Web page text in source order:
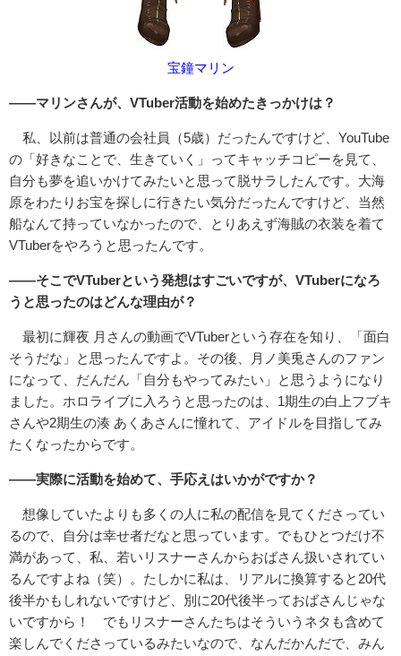
宝鐘マリン
――マリンさんが、VTuber活動を始めたきっかけは？
私、以前は普通の会社員（5歳）だったんですけど、YouTube
の「好きなことで、生きていく」ってキャッチコピーを見て、
自分も夢を追いかけてみたいと思って脱サラしたんです。大海
原をわたりお宝を探しに行きたい気分だったんですけど、当然
船なんて持っていなかったので、とりあえず海賊の衣装を着て
VTuberをやろうと思ったんです。
――そこでVTuberという発想はすごいですが、VTuberになろ
うと思ったのはどんな理由が？
最初に輝夜 月さんの動画でVTuberという存在を知り、「面白
そうだな」と思ったんですよ。その後、月ノ美兎さんのファン
になって、だんだん「自分もやってみたい」と思うようになり
ました。ホロライブに入ろうと思ったのは、1期生の白上フブキ
さんや2期生の湊 あくあさんに憧れて、アイドルを目指してみ
たくなったからです。
――実際に活動を始めて、手応えはいかがですか？
想像していたよりも多くの人に私の配信を見てくださってい
るので、自分は幸せ者だなと思っています。でもひとつだけ不
満があって、私、若いリスナーさんからおばさん扱いされてい
るんですよね（笑）。たしかに私は、リアルに換算すると20代
後半かもしれないですけど、別に20代後半っておばさんじゃな
いですから！ でもリスナーさんたちはそういうネタも含めて
楽しんでくださっているみたいなので、なんだかんだで、みん